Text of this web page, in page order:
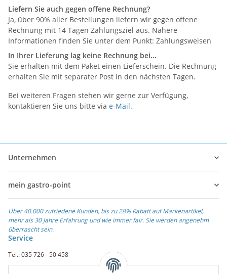
Liefern Sie auch gegen offene Rechnung?
Ja, über 90% aller Bestellungen liefern wir gegen offene
Rechnung mit 14 Tagen Zahlungsziel aus. Nähere
Informationen finden Sie unter dem Punkt: Zahlungsweisen
In Ihrer Lieferung lag keine Rechnung bei...
Sie erhalten mit dem Paket einen Lieferschein. Die Rechnung
erhalten Sie mit separater Post in den nächsten Tagen.
Bei weiteren Fragen stehen wir gerne zur Verfügung,
kontaktieren Sie uns bitte via e-Mail.
Unternehmen
mein gastro-point
Über 40.000 zufriedene Kunden, bis zu 28% Rabatt auf Markenartikel,
mehr als 30 Jahre Erfahrung und wie immer fair. Sie werden angenehm
überrascht sein.
Service
Tel.: 035 726 - 50 458